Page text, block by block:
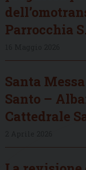
Parrocchia
Santa
Santo –
Cattedrale